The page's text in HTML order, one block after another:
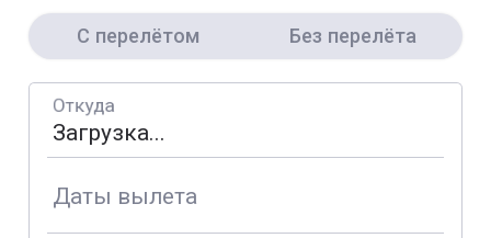
С перелётом Без перелёта
Откуда
Даты вылета